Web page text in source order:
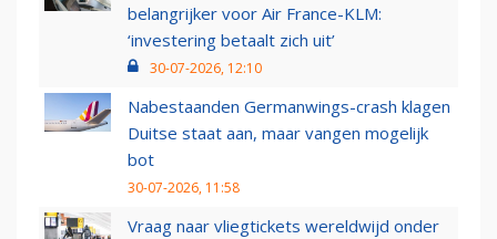
belangrijker voor Air France-KLM:
‘investering betaalt zich uit’
30-07-2026, 12:10
Nabestaanden Germanwings-crash klagen
Duitse staat aan, maar vangen mogelijk
bot
30-07-2026, 11:58
Vraag naar vliegtickets wereldwijd onder